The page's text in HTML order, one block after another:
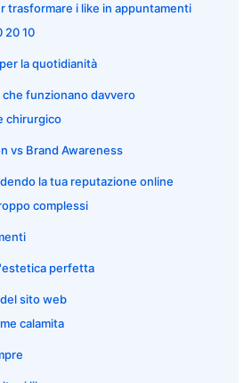
trasformare i like in appuntamenti
20 10
la quotidianità
funzionano davvero
chirurgico
vs Brand Awareness
la tua reputazione online
complessi
perfetta
sito web
calamita